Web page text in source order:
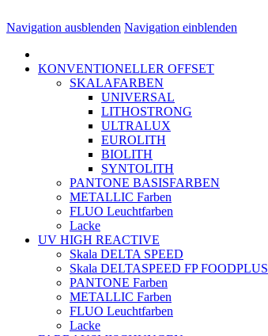
Navigation ausblenden Navigation einblenden
KONVENTIONELLER OFFSET
SKALAFARBEN
UNIVERSAL
LITHOSTRONG
ULTRALUX
EUROLITH
BIOLITH
SYNTOLITH
PANTONE BASISFARBEN
METALLIC Farben
FLUO Leuchtfarben
Lacke
UV HIGH REACTIVE
Skala DELTA SPEED
Skala DELTASPEED FP FOODPLUS
PANTONE Farben
METALLIC Farben
FLUO Leuchtfarben
Lacke